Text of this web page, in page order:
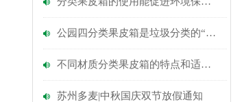
公园四分类果皮箱是垃圾分类的“绿色枢纽”与文明新名片
不同材质分类果皮箱的特点和适用场合
苏州多麦|中秋国庆双节放假通知